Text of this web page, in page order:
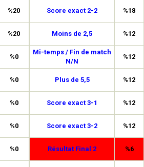
%20
%20
%0
%0
%0
%0
%0
Score exact 2-2 %18
Moins de 2,5 %12
Mi-temps / Fin de match
N/N
%12
Plus de 5,5 %12
Score exact 3-1 %12
Score exact 3-2 %12
Résultat Final 2 %6